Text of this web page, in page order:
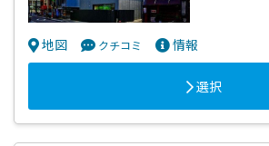
地図 クチコミ 情報
選択